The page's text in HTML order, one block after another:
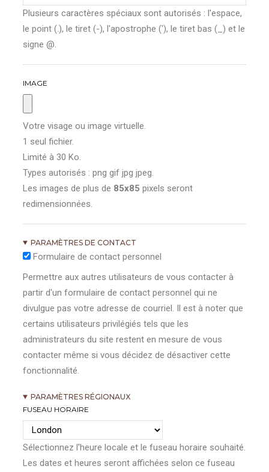
Plusieurs caractères spéciaux sont autorisés : l'espace,
le point (.), le tiret (-), l'apostrophe ('), le tiret bas (_) et le
signe @.
IMAGE
Votre visage ou image virtuelle.
1 seul fichier.
Limité à 30 Ko.
Types autorisés : png gif jpg jpeg.
Les images de plus de 85x85 pixels seront
redimensionnées.
PARAMÈTRES DE CONTACT
Formulaire de contact personnel
Permettre aux autres utilisateurs de vous contacter à
partir d'un formulaire de contact personnel qui ne
divulgue pas votre adresse de courriel. Il est à noter que
certains utilisateurs privilégiés tels que les
administrateurs du site restent en mesure de vous
contacter même si vous décidez de désactiver cette
fonctionnalité.
PARAMÈTRES RÉGIONAUX
FUSEAU HORAIRE
Sélectionnez l'heure locale et le fuseau horaire souhaité.
Les dates et heures seront affichées selon ce fuseau